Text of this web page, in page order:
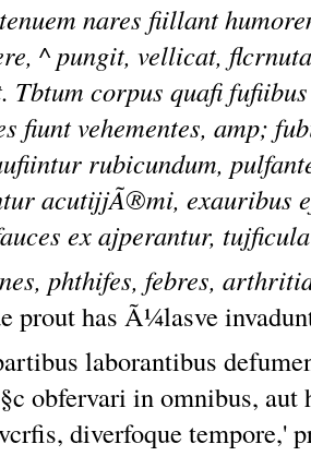
nares fiillant
^ pungit, vellicat,
Tbtum corpus quafi
fiunt vehementes, amp;
rubicundum,
acutijjÃ®mi, exauribus
ex ajperantur,
phthifes, febres,
prout has Ã¼lasve
laborantibus
obfervari in omnibus,
diverfoque tempore,'